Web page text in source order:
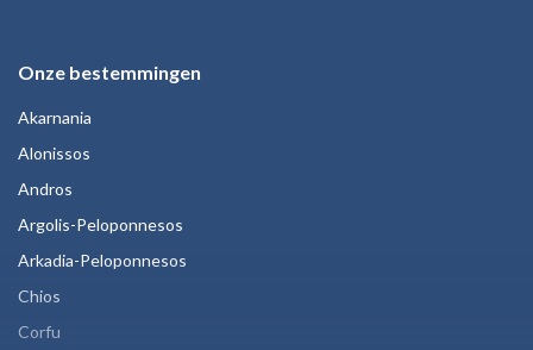
Onze bestemmingen
Akarnania
Alonissos
Andros
Argolis-Peloponnesos
Arkadia-Peloponnesos
Chios
Corfu